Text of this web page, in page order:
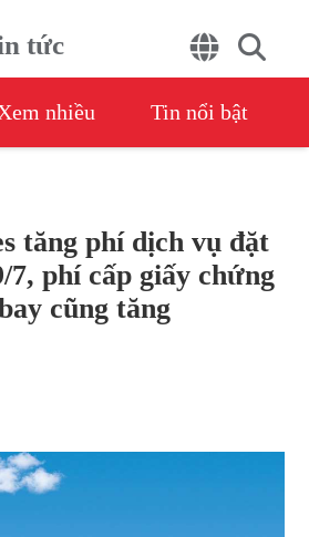
tức
nhiều Tin nổi bật
tăng phí dịch vụ đặt
7, phí cấp giấy chứng
cũng tăng